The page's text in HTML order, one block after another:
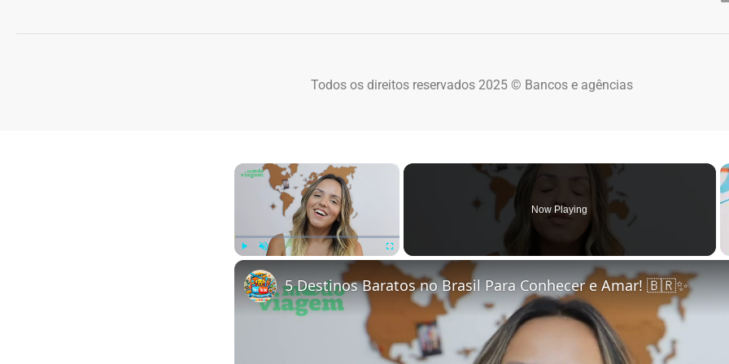
Todos os direitos reservados 2025 © Bancos e agências
×
Fullscreen
Now Playing
5 Destinos Baratos no Brasil Para Conhecer e Amar! 🇧🇷✨